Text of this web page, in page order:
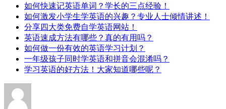
如何快速记英语单词？学长的三点经验！
如何激发小学生学英语的兴趣？专业人士倾情讲述！
分享四大类免费自学英语网站！
英语速成方法有哪些？真的有用吗？
如何做一份有效的英语学习计划？
一年级孩子同时学英语和拼音会混淆吗？
学习英语的好方法！大家知道哪些呢？